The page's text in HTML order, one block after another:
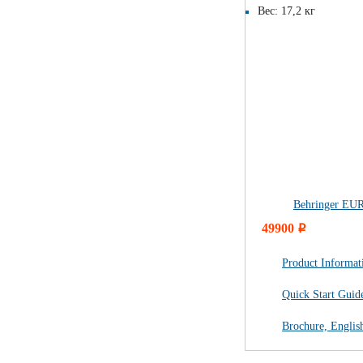
Вес: 17,2 кг
Behringer
49900 i
Product
Quick Start
Brochure,